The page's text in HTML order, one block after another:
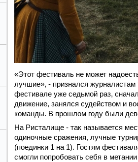
«Этот фестиваль не может
лучшие», - признался
фестивале уже седьмой раз,
движение, занялся судейством и
команды. В прошлом году были
На Ристалище - так называется
одиночные сражения, лучные
(поединки 1 на 1). Гостям
смогли попробовать себя в